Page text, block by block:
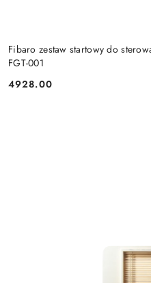
Fibaro zestaw startowy do
FGT-001
Cena:
4928.00